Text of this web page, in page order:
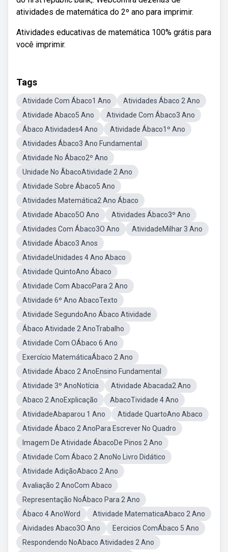
atividades de matemática do 2º ano para imprimir.
Atividades educativas de matemática 100% grátis para
você imprimir.
Tags
Atividade Com Ábaco1 Ano
Atividades Ábaco 2 Ano
Atividade Abaco5 Ano
Atividade Com Ábaco3 Ano
Ábaco Atividades4 Ano
Atividade Ábaco1º Ano
Atividades Ábaco3 Ano Fundamental
Atividade No Ábaco2º Ano
Unidade No ÃbacoAtividade 2 Ano
Atividade Sobre Ábaco5 Ano
Atividades Matemática2 Ano Ábaco
Atividade Abaco5O Ano
Atividades Ábaco3º Ano
Atividades Com Ábaco3O Ano
AtividadeMilhar 3 Ano
Atividade Ábaco3 Anos
AtividadeUnidades 4 Ano Abaco
Atividade QuintoAno Ábaco
Atividade Com AbacoPara 2 Ano
Atividade 6º Ano AbacoTexto
Atividade SegundoAno Ábaco Atividade
Ábaco Atividade 2 AnoTrabalho
Atividade Com OÁbaco 6 Ano
Exercício MatemáticaÁbaco 2 Ano
Atividade Ábaco 2 AnoEnsino Fundamental
Atividade 3º AnoNotícia
Atividade Abacada2 Ano
Abaco 2 AnoExplicação
AbacoTividade 4 Ano
AtividadeAbaparou 1 Ano
Atidade QuartoAno Abaco
Atividade Ábaco 2 AnoPara Escrever No Quadro
Imagem De Atividade ÁbacoDe Pinos 2 Ano
Atividade Com Ábaco 2 AnoNo Livro Didático
Atividade AdiçãoAbaco 2 Ano
Avaliação 2 AnoCom Abaco
Representação NoÁbaco Para 2 Ano
Ábaco 4 AnoWord
Atividade MatematicaAbaco 2 Ano
Aividades Abaco3O Ano
Eercicios ComÁbaco 5 Ano
Respondendo NoAbaco Atividades 2 Ano